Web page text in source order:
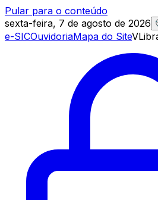
Pular para o conteúdo
sexta-feira, 7 de agosto de 2026
e-SICOuvidoriaMapa do Site